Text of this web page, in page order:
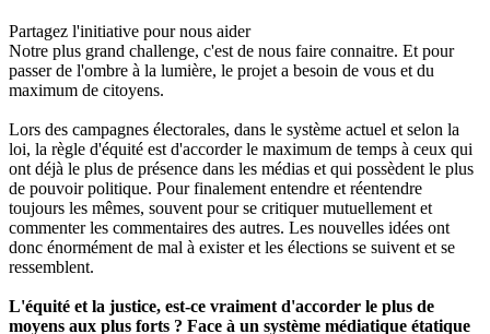
Partagez l'initiative pour nous aider
Notre plus grand challenge, c'est de nous faire connaitre. Et pour
passer de l'ombre à la lumière, le projet a besoin de vous et du
maximum de citoyens.
Lors des campagnes électorales, dans le système actuel et selon la
loi, la règle d'équité est d'accorder le maximum de temps à ceux qui
ont déjà le plus de présence dans les médias et qui possèdent le plus
de pouvoir politique. Pour finalement entendre et réentendre
toujours les mêmes, souvent pour se critiquer mutuellement et
commenter les commentaires des autres. Les nouvelles idées ont
donc énormément de mal à exister et les élections se suivent et se
ressemblent.
L'équité et la justice, est-ce vraiment d'accorder le plus de
moyens aux plus forts ? Face à un système médiatique étatique